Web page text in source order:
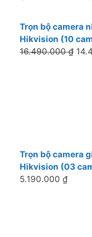
Trọn bộ camera
Hikvision (10
16.490.000₫
Trọn bộ camera
Hikvision (03
5.190.000 ₫